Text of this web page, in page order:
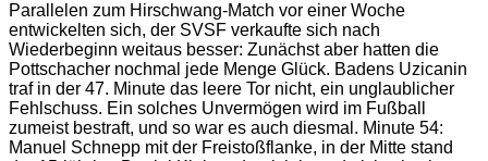
Parallelen zum Hirschwang-Match vor einer Woche
entwickelten sich, der SVSF verkaufte sich nach
Wiederbeginn weitaus besser: Zunächst aber hatten die
Pottschacher nochmal jede Menge Glück. Badens Uzicanin
traf in der 47. Minute das leere Tor nicht, ein unglaublicher
Fehlschuss. Ein solches Unvermögen wird im Fußball
zumeist bestraft, und so war es auch diesmal. Minute 54:
Manuel Schnepp mit der Freistoßflanke, in der Mitte stand